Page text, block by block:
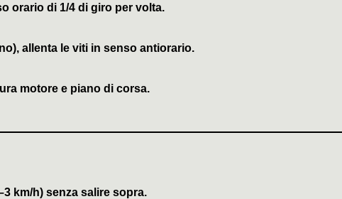
orario di 1/4 di giro per volta.
allenta le viti in senso antiorario.
motore e piano di corsa.
km/h) senza salire sopra.